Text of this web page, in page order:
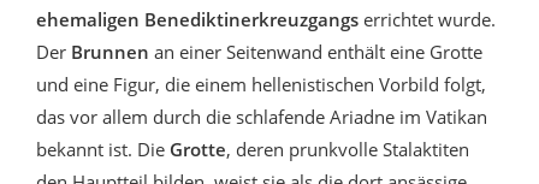
ehemaligen Benediktinerkreuzgangs errichtet wurde.
Der Brunnen an einer Seitenwand enthält eine Grotte
und eine Figur, die einem hellenistischen Vorbild folgt,
das vor allem durch die schlafende Ariadne im Vatikan
bekannt ist. Die Grotte, deren prunkvolle Stalaktiten